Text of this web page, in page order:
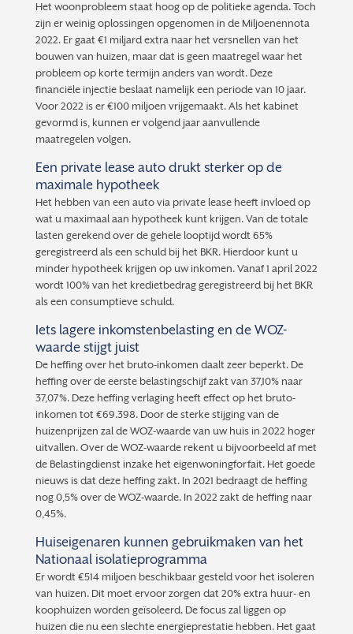
Het woonprobleem staat hoog op de politieke agenda. Toch
zijn er weinig oplossingen opgenomen in de Miljoenennota
2022. Er gaat €1 miljard extra naar het versnellen van het
bouwen van huizen, maar dat is geen maatregel waar het
probleem op korte termijn anders van wordt. Deze
financiële injectie beslaat namelijk een periode van 10 jaar.
Voor 2022 is er €100 miljoen vrijgemaakt. Als het kabinet
gevormd is, kunnen er volgend jaar aanvullende
maatregelen volgen.
Een private lease auto drukt sterker op de
maximale hypotheek
Het hebben van een auto via private lease heeft invloed op
wat u maximaal aan hypotheek kunt krijgen. Van de totale
lasten gerekend over de gehele looptijd wordt 65%
geregistreerd als een schuld bij het BKR. Hierdoor kunt u
minder hypotheek krijgen op uw inkomen. Vanaf 1 april 2022
wordt 100% van het kredietbedrag geregistreerd bij het BKR
als een consumptieve schuld.
Iets lagere inkomstenbelasting en de WOZ-
waarde stijgt juist
De heffing over het bruto-inkomen daalt zeer beperkt. De
heffing over de eerste belastingschijf zakt van 37,10% naar
37,07%. Deze heffing verlaging heeft effect op het bruto-
inkomen tot €69.398. Door de sterke stijging van de
huizenprijzen zal de WOZ-waarde van uw huis in 2022 hoger
uitvallen. Over de WOZ-waarde rekent u bijvoorbeeld af met
de Belastingdienst inzake het eigenwoningforfait. Het goede
nieuws is dat deze heffing zakt. In 2021 bedraagt de heffing
nog 0,5% over de WOZ-waarde. In 2022 zakt de heffing naar
0,45%.
Huiseigenaren kunnen gebruikmaken van het
Nationaal isolatieprogramma
Er wordt €514 miljoen beschikbaar gesteld voor het isoleren
van huizen. Dit moet ervoor zorgen dat 20% extra huur- en
koophuizen worden geïsoleerd. De focus zal liggen op
huizen die nu een slechte energieprestatie hebben. Het gaat